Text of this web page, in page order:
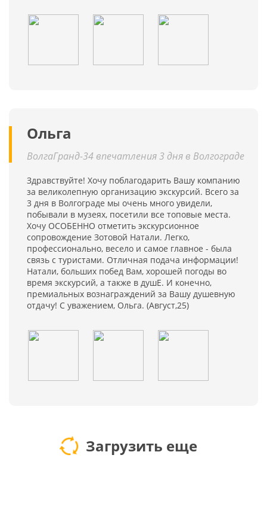
Ольга
ВолгаГранд-34 впечатления 3 дня в Волгограде
Здравствуйте! Хочу поблагодарить Вашу компанию
за великолепную организацию экскурсий. Всего за
3 дня в Волгограде мы очень много увидели,
побывали в музеях, посетили все топовые места.
Хочу ОСОБЕННО отметить экскурсионное
сопровождение Зотовой Натали. Легко,
профессионально, весело и самое главное - была
связь с туристами. Отличная подача информации!
Натали, больших побед Вам, хорошей погоды во
время экскурсий, а также в душЕ. И конечно,
премиальных вознаграждений за Вашу душевную
отдачу! С уважением, Ольга. (Август,25)
Загрузить еще